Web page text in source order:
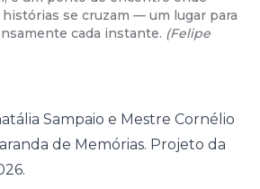
se cruzam — um lugar para
cada instante. (Felipe
Sampaio e Mestre Cornélio